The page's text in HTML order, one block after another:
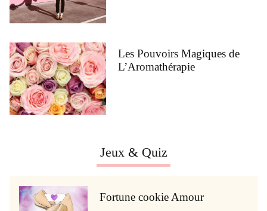
Les Pouvoirs Magiques de
L’Aromathérapie
Jeux & Quiz
Fortune cookie Amour